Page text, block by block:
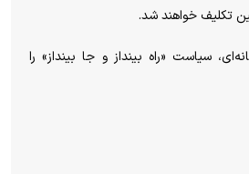
تکلیف خواهند شد.
سیاست «راه بینداز و جا بینداز» را